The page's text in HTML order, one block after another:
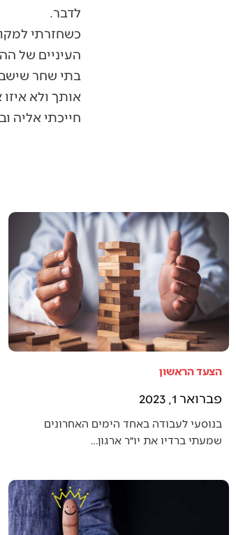
לדבר.
כשחזרתי
העיניים של
בתי שחר
אותך ולא
חייכתי אליה
הצעד הראשון
פברואר 1, 2023
בנוסעי לעבודה באחד הימים האחרונים
שמעתי ברדיו את יו״ר ארגון…